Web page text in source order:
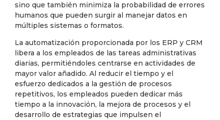
sino que también minimiza la probabilidad de errores
humanos que pueden surgir al manejar datos en
múltiples sistemas o formatos.
La automatización proporcionada por los ERP y CRM
libera a los empleados de las tareas administrativas
diarias, permitiéndoles centrarse en actividades de
mayor valor añadido. Al reducir el tiempo y el
esfuerzo dedicados a la gestión de procesos
repetitivos, los empleados pueden dedicar más
tiempo a la innovación, la mejora de procesos y el
desarrollo de estrategias que impulsen el